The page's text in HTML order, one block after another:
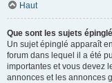
Haut
Que sont les sujets
Un sujet épinglé apparaît
forum dans lequel il a été
importantes et vous devez
annonces et les annonces